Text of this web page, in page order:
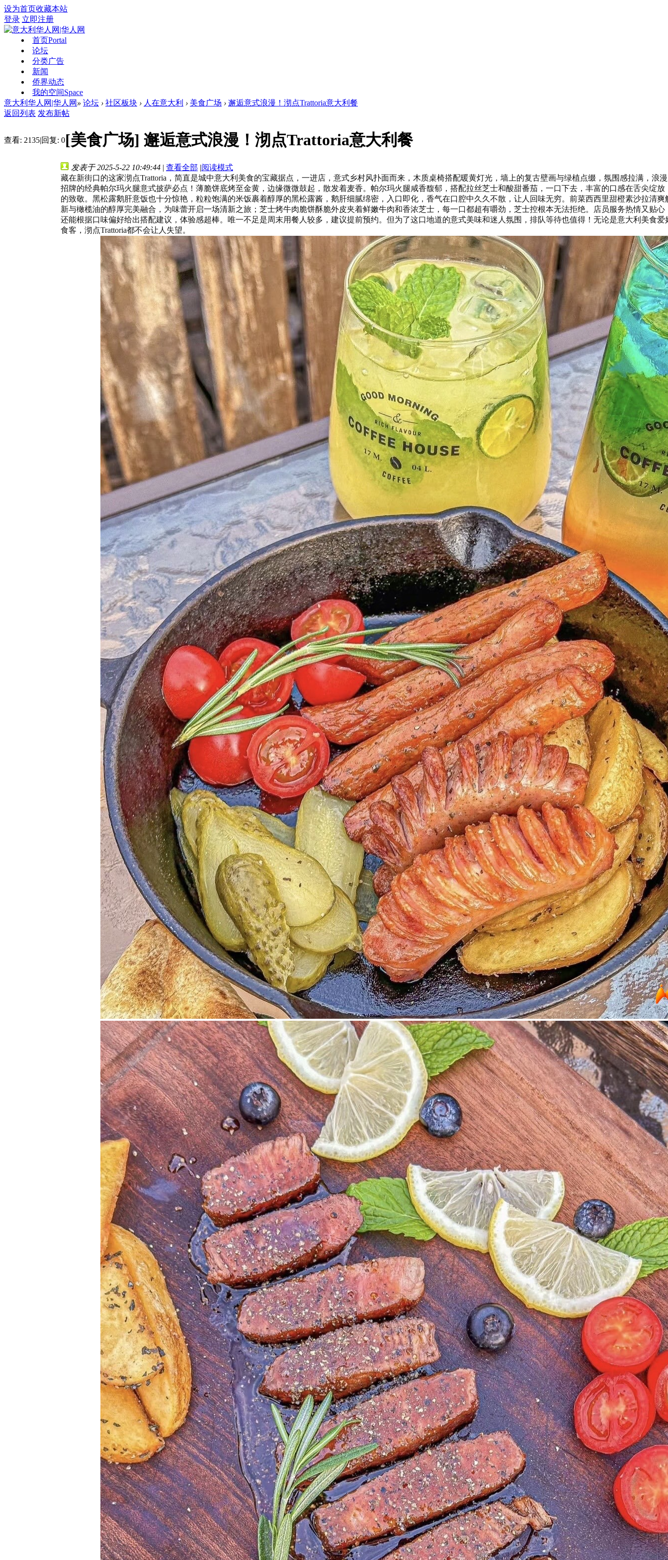
设为首页收藏本站
登录 立即注册
首页Portal
论坛
分类广告
新闻
侨界动态
我的空间Space
意大利华人网|华人网 » 论坛 › 社区板块 › 人在意大利 › 美食广场 › 邂逅意式浪漫！沏点Trattoria意大利餐
返回列表 发布新帖
查看: 2135|回复: 0[美食广场] 邂逅意式浪漫！沏点Trattoria意大利餐
发表于 2025-5-22 10:49:44 | 查看全部 |阅读模式
藏在新街口的这家沏点Trattoria，简直是城中意大利美食的宝藏据点，一进店，意式乡村风扑面而来，木质桌椅搭配暖黄灯光，墙上的复古壁画与绿植点缀，氛围感拉满，浪
招牌的经典帕尔玛火腿意式披萨必点！薄脆饼底烤至金黄，边缘微微鼓起，散发着麦香。帕尔玛火腿咸香馥郁，搭配拉丝芝士和酸甜番茄，一口下去，丰富的口感在舌尖绽
的致敬。黑松露鹅肝意饭也十分惊艳，粒粒饱满的米饭裹着醇厚的黑松露酱，鹅肝细腻绵密，入口即化，香气在口腔中久久不散，让人回味无穷。前菜西西里甜橙素沙拉清
新与橄榄油的醇厚完美融合，为味蕾开启一场清新之旅；芝士烤牛肉脆饼酥脆外皮夹着鲜嫩牛肉和香浓芝士，每一口都超有嚼劲，芝士控根本无法拒绝。店员服务热情又贴
还能根据口味偏好给出搭配建议，体验感超棒。唯一不足是周末用餐人较多，建议提前预约。但为了这口地道的意式美味和迷人氛围，排队等待也值得！无论是意大利美食
食客，沏点Trattoria都不会让人失望。